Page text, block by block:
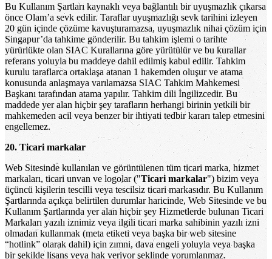
Bu Kullanım Şartları kaynaklı veya bağlantılı bir uyuşmazlık çıkarsa
önce Olam’a sevk edilir. Taraflar uyuşmazlığı sevk tarihini izleyen
20 gün içinde çözüme kavuşturamazsa, uyuşmazlık nihai çözüm için
Singapur’da tahkime gönderilir. Bu tahkim işlemi o tarihte
yürürlükte olan SIAC Kurallarına göre yürütülür ve bu kurallar
referans yoluyla bu maddeye dahil edilmiş kabul edilir. Tahkim
kurulu taraflarca ortaklaşa atanan 1 hakemden oluşur ve atama
konusunda anlaşmaya varılamazsa SIAC Tahkim Mahkemesi
Başkanı tarafından atama yapılır. Tahkim dili İngilizcedir. Bu
maddede yer alan hiçbir şey tarafların herhangi birinin yetkili bir
mahkemeden acil veya benzer bir ihtiyati tedbir kararı talep etmesini
engellemez.
20. Ticari markalar
Web Sitesinde kullanılan ve görüntülenen tüm ticari marka, hizmet
markaları, ticari unvan ve logolar ("Ticari markalar") bizim veya
üçüncü kişilerin tescilli veya tescilsiz ticari markasıdır. Bu Kullanım
Şartlarında açıkça belirtilen durumlar haricinde, Web Sitesinde ve bu
Kullanım Şartlarında yer alan hiçbir şey Hizmetlerde bulunan Ticari
Markaları yazılı iznimiz veya ilgili ticari marka sahibinin yazılı izni
olmadan kullanmak (meta etiketi veya başka bir web sitesine
“hotlink” olarak dahil) için zımni, dava engeli yoluyla veya başka
bir şekilde lisans veya hak veriyor şeklinde yorumlanmaz.